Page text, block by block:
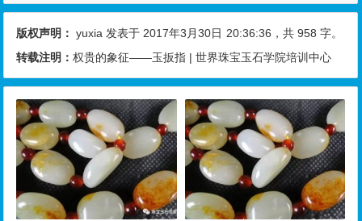
版权声明： yuxia 发表于 2017年3月30日 20:36:36 ，共 958 字。
转载注明：权贵的象征——玉扳指 | 世界珠宝玉石学院培训中心